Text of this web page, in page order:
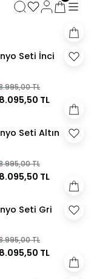
Seti İnci
TL
8.095,50 TL
Seti Altın
TL
8.095,50 TL
Seti Gri
TL
8.095,50 TL